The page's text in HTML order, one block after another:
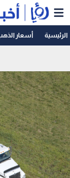
الرئيسية أسعار